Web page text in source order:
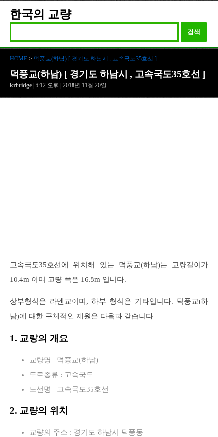
한국의 교량
검색
HOME > 덕풍교(하남) [ 경기도 하남시 , 고속국도35호선 ]
덕풍교(하남) [ 경기도 하남시 , 고속국도35호선 ]
krbridge | 6:12 오후 | 2018년 11월 20일
고속국도35호선에 위치해 있는 덕풍교(하남)는 교량길이가
10.4m 이며 교량 폭은 16.8m 입니다.
상부형식은 라멘교이며, 하부 형식은 기타입니다. 덕풍교(하
남)에 대한 구체적인 제원은 다음과 같습니다.
1. 교량의 개요
교량명 : 덕풍교(하남)
도로종류 : 고속국도
노선명 : 고속국도35호선
2. 교량의 위치
교량의 주소 : 경기도 하남시 덕풍동